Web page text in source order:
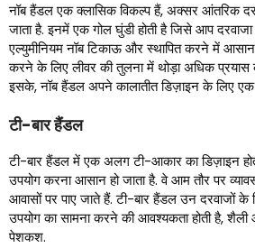
नॉब हैंडल एक क्लासिक विकल्प हैं, अक्सर आंतरिक
जाता है. इनमें एक गोल घुंडी होती है जिसे आप
एल्युमीनियम नॉब टिकाऊ और स्थापित करने में
करने के लिए लीवर की तुलना में थोड़ा अधिक प्रयास
इसके, नॉब हैंडल अपने कालातीत डिज़ाइन के लिए एक
टी-बार हैंडल
टी-बार हैंडल में एक अलग टी-आकार का डिज़ाइन
उपयोग करना आसान हो जाता है. वे आम तौर पर
आवासों पर पाए जाते हैं. टी-बार हैंडल उन दरवाजों के
उपयोग का सामना करने की आवश्यकता होती है, शैली
पेशकश.